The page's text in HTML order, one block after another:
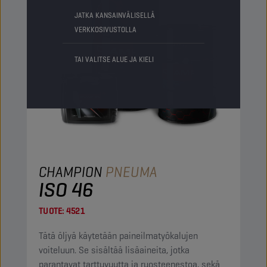
JATKA KANSAINVÄLISELLÄ
VERKKOSIVUSTOLLA
TAI VALITSE ALUE JA KIELI
CHAMPION PNEUMA
ISO 46
TUOTE: 4521
Tätä öljyä käytetään paineilmatyökalujen
voiteluun. Se sisältää lisäaineita, jotka
parantavat tarttuvuutta ja ruosteenestoa, sekä